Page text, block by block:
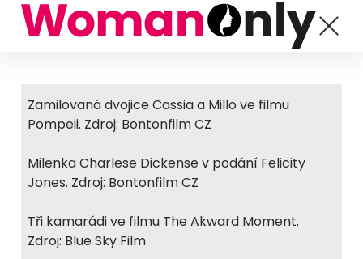
Zamilovaná dvojice Cassia a Millo ve filmu
Pompeii. Zdroj: Bontonfilm CZ
Milenka Charlese Dickense v podání Felicity
Jones. Zdroj: Bontonfilm CZ
Tři kamarádi ve filmu The Akward Moment.
Zdroj: Blue Sky Film